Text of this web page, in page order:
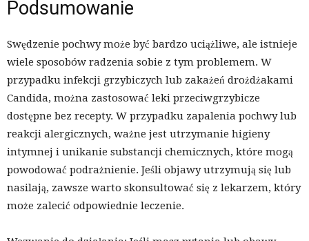
Podsumowanie
Swędzenie pochwy może być bardzo uciążliwe, ale istnieje
wiele sposobów radzenia sobie z tym problemem. W
przypadku infekcji grzybiczych lub zakażeń drożdżakami
Candida, można zastosować leki przeciwgrzybicze
dostępne bez recepty. W przypadku zapalenia pochwy lub
reakcji alergicznych, ważne jest utrzymanie higieny
intymnej i unikanie substancji chemicznych, które mogą
powodować podrażnienie. Jeśli objawy utrzymują się lub
nasilają, zawsze warto skonsultować się z lekarzem, który
może zalecić odpowiednie leczenie.